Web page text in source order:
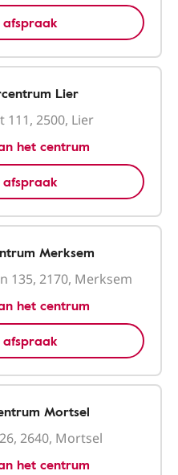
Lier
2500, Lier
het centrum
Merksem
135, 2170, Merksem
het centrum
Mortsel
2640, Mortsel
het centrum